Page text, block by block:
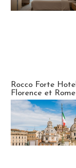
Rocco Forte
Florence et Rome